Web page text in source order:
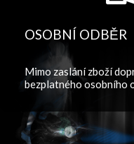
OSOBNÍ ODBĚR
Mimo zaslání zboží
bezplatného osobního